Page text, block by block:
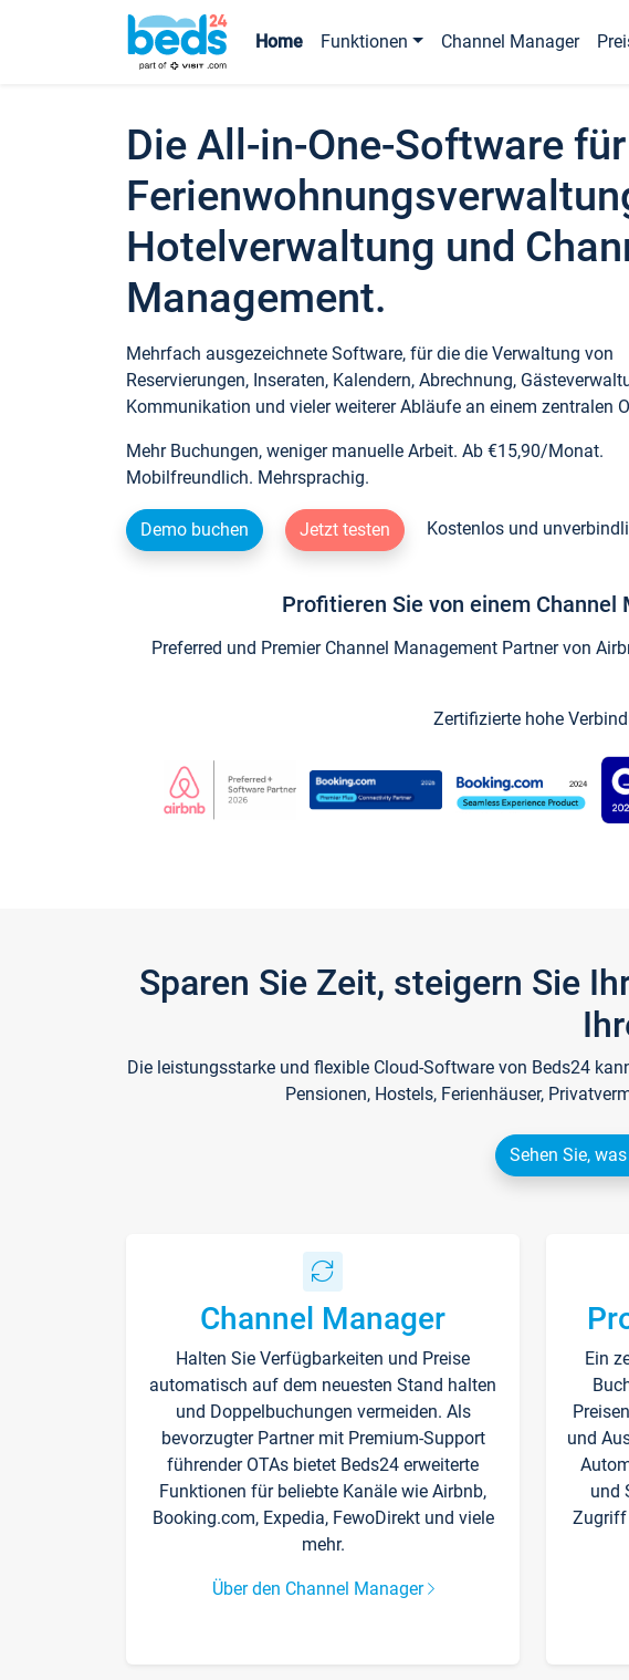
Home Funktionen Channel Manager
Die All-in-One-Software für
Hotelverwaltung und
Management.
Mehrfach ausgezeichnete Software, für die die Verwaltung von
Reservierungen, Inseraten, Kalendern, Abrechnung,
Kommunikation und vieler weiterer Abläufe an einem zentralen
Mehr Buchungen, weniger manuelle Arbeit. Ab €15,90/Monat.
Mobilfreundlich. Mehrsprachig.
Demo buchen Jetzt testen Kostenlos und
Profitieren Sie von einem
Preferred und Premier Channel Management Partner von
Zertifizierte hohe
Sparen Sie Zeit, steigern Sie
Die leistungsstarke und flexible Cloud-Software von Beds24
Pensionen, Hostels, Ferienhäuser,
Sehen Sie,
Channel Manager
Halten Sie Verfügbarkeiten und Preise
automatisch auf dem neuesten Stand halten
und Doppelbuchungen vermeiden. Als
bevorzugter Partner mit Premium-Support
führender OTAs bietet Beds24 erweiterte
Funktionen für beliebte Kanäle wie Airbnb,
Booking.com, Expedia, FewoDirekt und viele
mehr.
Über den Channel Manager
Ein
und
und
Zugriff